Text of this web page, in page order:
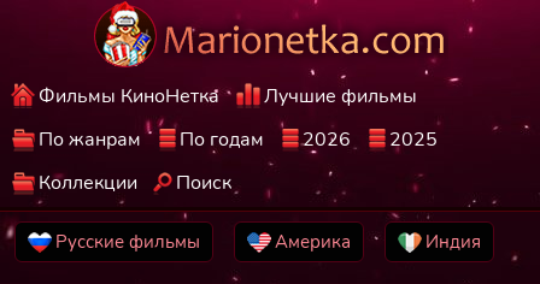
Фильмы КиноНетка
Лучшие фильмы
По жанрам
По годам 2026
2025
Коллекции
Поиск
Русские фильмы Америка Индия